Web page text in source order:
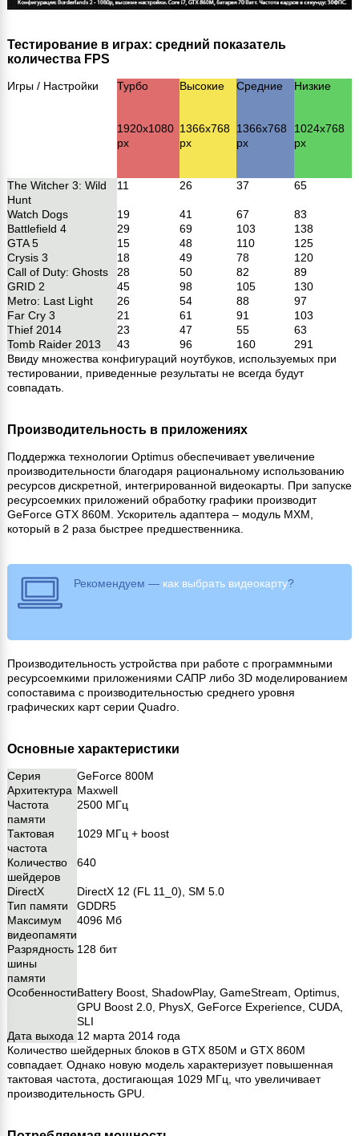
Тестирование в играх: средний показатель
количества FPS
Игры / Настройки Турбо
1920х1080
px
Высокие
1366х768
px
Средние
1366х768
px
Низкие
1024х768
px
The Witcher 3: Wild
Hunt
11 26 37 65
Watch Dogs 19 41 67
83
Battlefield 4
29 69 103
138
GTA 5
15 48 110
125
Crysis 3
18 49 78
120
Call of Duty: Ghosts
28 50 82
89
GRID 2
45 98 105
130
Metro: Last Light
26 54 88
97
Far Cry 3
21 61 91
103
Thief 2014
23 47 55
63
Tomb Raider 2013
43 96 160
291
Ввиду множества конфигураций ноутбуков, используемых при
тестировании, приведенные результаты не всегда будут
совпадать.
Производительность в приложениях
Поддержка технологии Optimus обеспечивает увеличение
производительности благодаря рациональному использованию
ресурсов дискретной, интегрированной видеокарты. При запуске
ресурсоемких приложений обработку графики производит
GeForce GTX 860M. Ускоритель адаптера – модуль MXM,
который в 2 раза быстрее предшественника.
Рекомендуем — как выбрать видеокарту?
Производительность устройства при работе с программными
ресурсоемкими приложениями САПР либо 3D­ моделированием
сопоставима с производительностью среднего уровня
графических карт серии Quadro.
Основные характеристики
Серия
GeForce 800M
Архитектура Maxwell
Частота
памяти
2500 МГц
Тактовая
частота
1029 МГц + boost
Количество
шейдеров
640
DirectX
DirectX 12 (FL 11_0), SM 5.0
Тип памяти
GDDR5
Максимум
видеопамяти
4096 Мб
Разрядность
шины
памяти
128 бит
ОсобенностиBattery Boost, ShadowPlay, GameStream, Optimus,
GPU Boost 2.0, PhysX, GeForce Experience, CUDA,
SLI
Дата выхода 12 марта 2014 года
Количество шейдерных блоков в GTX 850M и GTX 860M
совпадает. Однако новую модель характеризует повышенная
тактовая частота, достигающая 1029 МГц, что увеличивает
производительность GPU.